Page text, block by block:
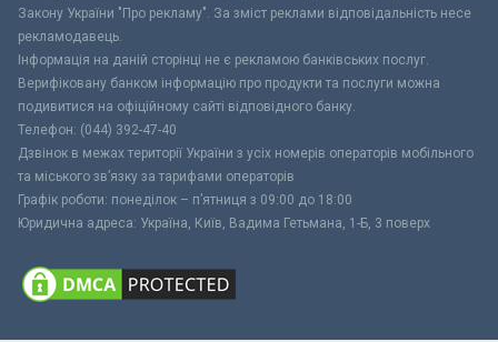
Закону України "Про рекламу". За зміст реклами відповідальність несе
рекламодавець.
Інформація на даній сторінці не є рекламою банківських послуг.
Верифіковану банком інформацію про продукти та послуги можна
подивитися на офіційному сайті відповідного банку.
Телефон: (044) 392-47-40
Дзвінок в межах території України з усіх номерів операторів мобільного
та міського зв’язку за тарифами операторів
Графік роботи: понеділок – п’ятниця з 09:00 до 18:00
Юридична адреса: Україна, Київ, Вадима Гетьмана, 1-Б, 3 поверх